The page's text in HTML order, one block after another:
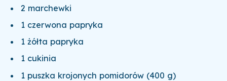
2 marchewki
1 czerwona papryka
1 żółta papryka
1 cukinia
1 puszka krojonych pomidorów (400 g)